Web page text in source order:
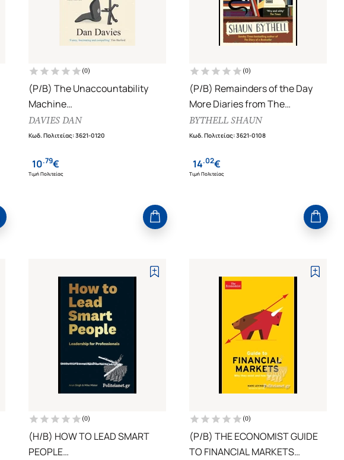
(0)
(P/B) The Unaccountability
Machine
Why Big Systems Make Terrible
Decisions
DAVIES DAN
Κωδ. Πολιτείας:3621-0120
10.79€
Τιμή Πολιτείας
(0)
(P/B) Remainders of the Day
More Diaries from The
Bookshop, Wigtown
BYTHELL SHAUN
Κωδ. Πολιτείας:3621-0108
14.02€
Τιμή Πολιτείας
(0)
(H/B) HOW TO LEAD SMART
PEOPLE
(0)
(P/B) THE ECONOMIST GUIDE
TO FINANCIAL MARKETS